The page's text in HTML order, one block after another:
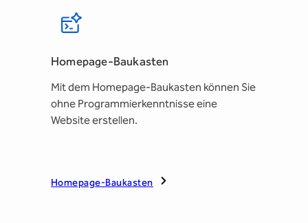
Homepage-Baukasten
Mit dem Homepage-Baukasten können Sie
ohne Programmierkenntnisse eine
Website erstellen.
Homepage-Baukasten